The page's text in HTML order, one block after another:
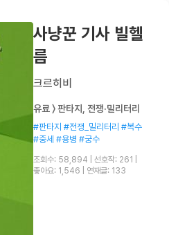
사냥꾼 기사 빌헬
름
크르히비
유료 〉 판타지, 전쟁·밀리터리
#판타지 #전쟁_밀리터리 #복수
#중세 #용병 #궁수
조회수: 58,894 선호작: 261
좋아요: 1,546
연재글: 133